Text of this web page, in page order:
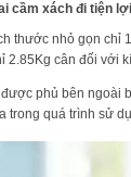
cầm xách đi tiện lợi
thước nhỏ gọn
2.85Kg cân đối với
phủ bên
trong quá trình sử